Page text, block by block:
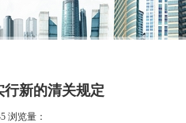
新的清关规定
浏览量：